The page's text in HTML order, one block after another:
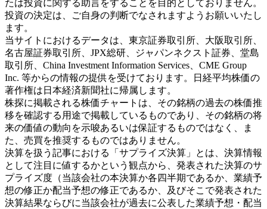
たは投資に関する助言をすることを目的としておりません。
投資の決定は、ご自身の判断でなされますようお願いいたし
ます。
当サイトにおけるデータは、東京証券取引所、大阪取引所、
名古屋証券取引所、JPX総研、ジャパンネクスト証券、堂島
取引所、China Investment Information Services、CME Group
Inc. 等からの情報の提供を受けております。日経平均株価の
著作権は日本経済新聞社に帰属します。
株探に掲載される株価チャートは、その銘柄の過去の株価推
移を確認する用途で掲載しているものであり、その銘柄の将
来の価値の動向を示唆あるいは保証するものではなく、ま
た、売買を推奨するものではありません。
決算を扱う記事における「サプライズ決算」とは、決算情報
として注目に値するかという観点から、発表された決算のサ
プライズ度（当該会社の本決算か各四半期であるか、業績予
想の修正か配当予想の修正であるか、及びそこで発表された
決算結果ならびに当該会社が過去に公表した業績予想・配当